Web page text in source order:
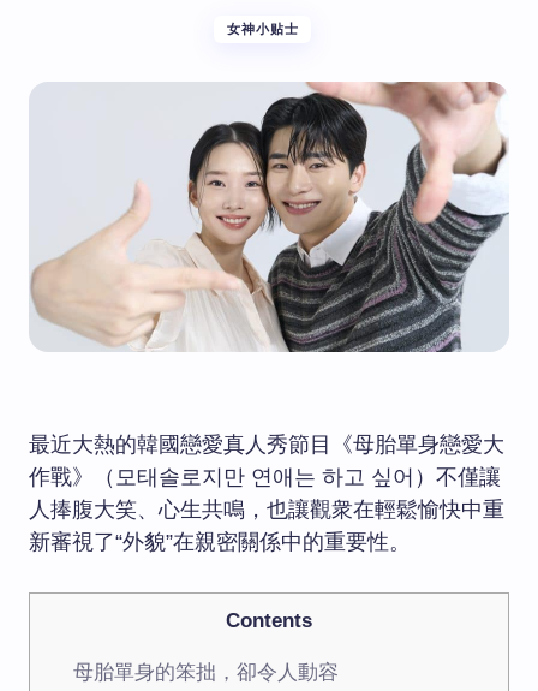
女神小贴士
最近大熱的韓國戀愛真人秀節目《母胎單身戀愛大
作戰》（모태솔로지만 연애는 하고 싶어）不僅讓
人捧腹大笑、心生共鳴，也讓觀衆在輕鬆愉快中重
新審視了“外貌”在親密關係中的重要性。
Contents
母胎單身的笨拙，卻令人動容